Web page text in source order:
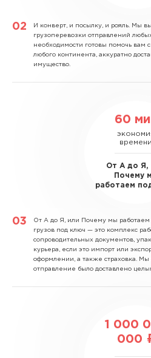
И конверт, и посылку, и рояль. Мы
грузоперевозки отправлений
необходимости готовы помочь вам
любого континента, аккуратно
имущество.
60
времени
От А до Я,
Почему
работаем
От А до Я, или Почему мы работаем
грузов под ключ — это комплекс
сопроводительных документов,
курьера, если это импорт или
оформлении, а также страховка. Мы
отправление было доставлено
1 000
000